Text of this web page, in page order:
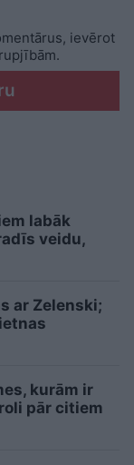
ievērot
labāk
veidu,
ar Zelenski;
kurām ir
pār citiem